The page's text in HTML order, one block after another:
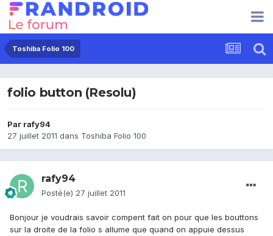
Toshiba Folio 100
folio button (Resolu)
Par rafy94
27 juillet 2011 dans Toshiba Folio 100
rafy94
Posté(e) 27 juillet 2011
Bonjour je voudrais savoir compent fait on pour que les bouttons
sur la droite de la folio s allume que quand on appuie dessus